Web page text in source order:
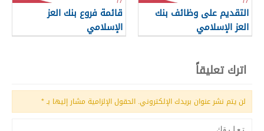
التقديم على وظائف بنك
العز الإسلامي
قائمة فروع بنك العز
الإسلامي
اترك تعليقاً
لن يتم نشر عنوان بريدك الإلكتروني. الحقول الإلزامية مشار إليها بـ*